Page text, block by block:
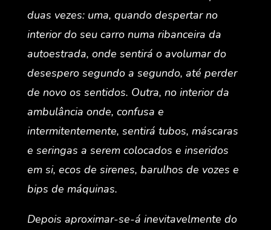
duas vezes: uma, quando despertar no
interior do seu carro numa ribanceira da
autoestrada, onde sentirá o avolumar do
desespero segundo a segundo, até perder
de novo os sentidos. Outra, no interior da
ambulância onde, confusa e
intermitentemente, sentirá tubos, máscaras
e seringas a serem colocados e inseridos
em si, ecos de sirenes, barulhos de vozes e
bips de máquinas.
Depois aproximar-se-á inevitavelmente do